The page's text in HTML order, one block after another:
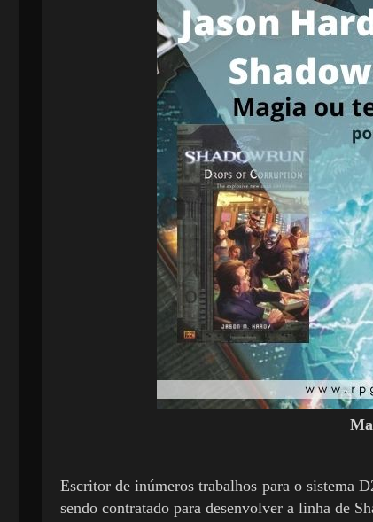
Escritor de inúmeros trabalhos para o sistema
sendo contratado para desenvolver a linha de